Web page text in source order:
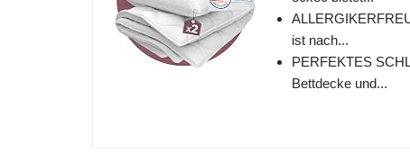
ist nach...
PERFEKTES
Bettdecke und...